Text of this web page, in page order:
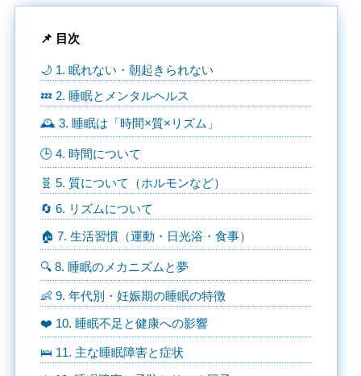
📌 目次
🌙 1. 眠れない・朝起きられない
💤 2. 睡眠とメンタルヘルス
🕰️ 3. 睡眠は「時間×質×リズム」
🕒 4. 時間について
🧬 5. 質について（ホルモンなど）
🔄 6. リズムについて
🏠 7. 生活習慣（運動・日光浴・食事）
🔍 8. 睡眠のメカニズムと夢
👶 9. 年代別・妊娠期の睡眠の特徴
❤️ 10. 睡眠不足と健康への影響
🛌 11. 主な睡眠障害と症状